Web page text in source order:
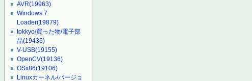
AVR(19963)
Windows 7
Loader(19879)
tokkyo/買った物/電子部
品(19436)
V-USB(19155)
OpenCV(19136)
OSx86(19106)
Linuxカーネル/バージョ